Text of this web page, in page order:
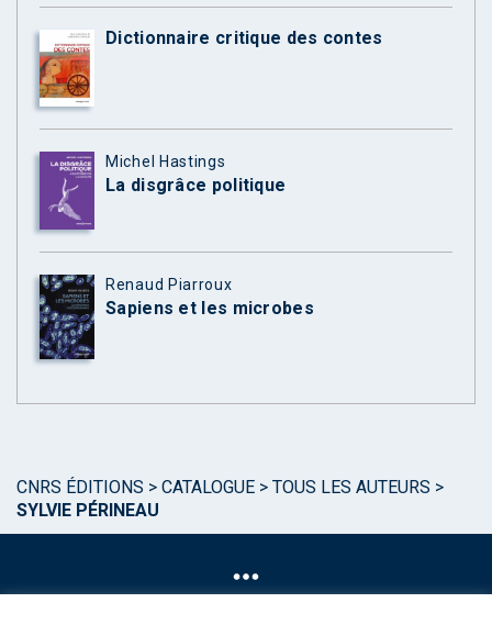
Dictionnaire critique des contes
Michel Hastings
La disgrâce politique
Renaud Piarroux
Sapiens et les microbes
CNRS ÉDITIONS > CATALOGUE > TOUS LES AUTEURS >
SYLVIE PÉRINEAU